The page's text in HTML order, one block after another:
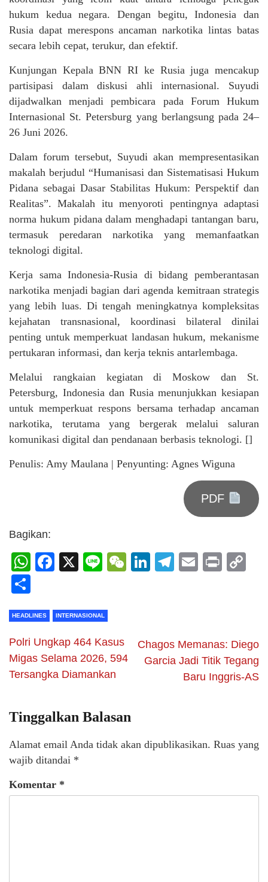
hukum kedua negara. Dengan begitu, Indonesia dan
Rusia dapat merespons ancaman narkotika lintas batas
secara lebih cepat, terukur, dan efektif.
Kunjungan Kepala BNN RI ke Rusia juga mencakup
partisipasi dalam diskusi ahli internasional. Suyudi
dijadwalkan menjadi pembicara pada Forum Hukum
Internasional St. Petersburg yang berlangsung pada 24–
26 Juni 2026.
Dalam forum tersebut, Suyudi akan mempresentasikan
makalah berjudul “Humanisasi dan Sistematisasi Hukum
Pidana sebagai Dasar Stabilitas Hukum: Perspektif dan
Realitas”. Makalah itu menyoroti pentingnya adaptasi
norma hukum pidana dalam menghadapi tantangan baru,
termasuk peredaran narkotika yang memanfaatkan
teknologi digital.
Kerja sama Indonesia-Rusia di bidang pemberantasan
narkotika menjadi bagian dari agenda kemitraan strategis
yang lebih luas. Di tengah meningkatnya kompleksitas
kejahatan transnasional, koordinasi bilateral dinilai
penting untuk memperkuat landasan hukum, mekanisme
pertukaran informasi, dan kerja teknis antarlembaga.
Melalui rangkaian kegiatan di Moskow dan St.
Petersburg, Indonesia dan Rusia menunjukkan kesiapan
untuk memperkuat respons bersama terhadap ancaman
narkotika, terutama yang bergerak melalui saluran
komunikasi digital dan pendanaan berbasis teknologi. []
Penulis: Amy Maulana | Penyunting: Agnes Wiguna
PDF
Bagikan:
WhatsApp
Facebook
X LineWeChat
LinkedIn
Telegram
Email
Print
HEADLINES INTERNASIONAL
Polri Ungkap 464 Kasus
Migas Selama 2026, 594
Tersangka Diamankan
Chagos Memanas: Diego
Garcia Jadi Titik Tegang
Baru Inggris-AS
Tinggalkan Balasan
Alamat email Anda tidak akan dipublikasikan. Ruas yang
wajib ditandai *
Komentar *